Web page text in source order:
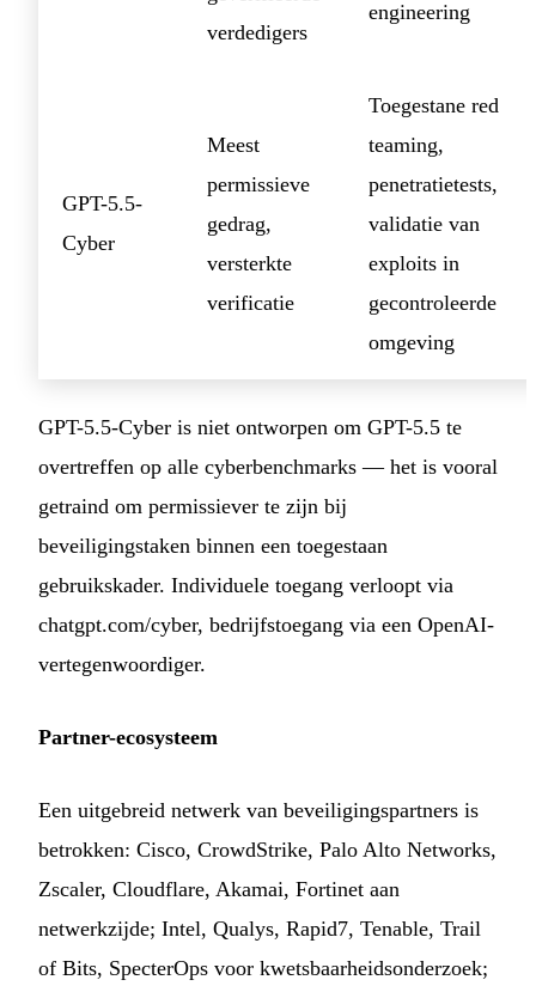
verdedigers
engineering
GPT-5.5-
Cyber
Meest
permissieve
gedrag,
versterkte
verificatie
Toegestane red
teaming,
penetratietests,
validatie van
exploits in
gecontroleerde
omgeving
GPT-5.5-Cyber is niet ontworpen om GPT-5.5 te
overtreffen op alle cyberbenchmarks — het is vooral
getraind om permissiever te zijn bij
beveiligingstaken binnen een toegestaan
gebruikskader. Individuele toegang verloopt via
chatgpt.com/cyber, bedrijfstoegang via een OpenAI-
vertegenwoordiger.
Partner-ecosysteem
Een uitgebreid netwerk van beveiligingspartners is
betrokken: Cisco, CrowdStrike, Palo Alto Networks,
Zscaler, Cloudflare, Akamai, Fortinet aan
netwerkzijde; Intel, Qualys, Rapid7, Tenable, Trail
of Bits, SpecterOps voor kwetsbaarheidsonderzoek;